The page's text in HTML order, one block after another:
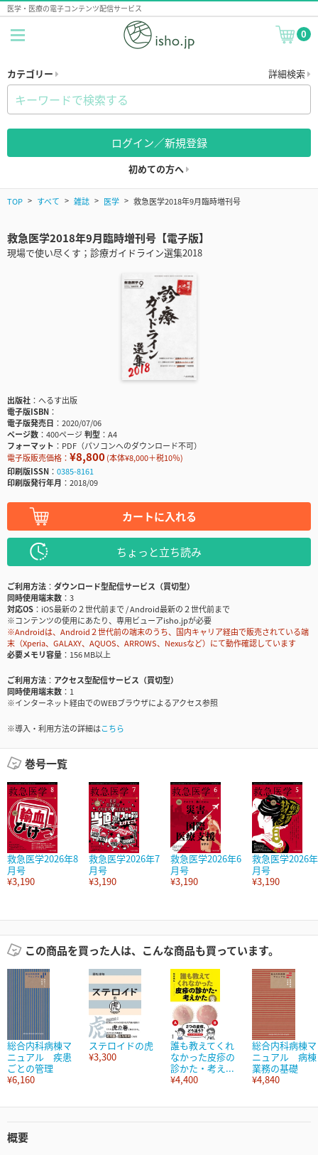
医学・医療の電子コンテンツ配信サービス
0
カテゴリー 詳細検索
ログイン／新規登録
初めての方へ
TOP すべて 雑誌 医学 救急医学2018年9月臨時増刊号
救急医学2018年9月臨時増刊号【電子版】
現場で使い尽くす；診療ガイドライン選集2018
出版社
へるす出版
電子版ISBN
電子版発売日
2020/07/06
ページ数
400ページ判型
A4
フォーマット
PDF（パソコンへのダウンロード不可）
電子版販売価格： ¥8,800(本体¥8,000＋税10％)
印刷版ISSN
0385-8161
印刷版発行年月
2018/09
カートに入れる
ちょっと立ち読み
ご利用方法
ダウンロード型配信サービス（買切型）
同時使用端末数
3
対応OS
iOS最新の２世代前まで / Android最新の２世代前まで
※コンテンツの使用にあたり、専用ビューアisho.jpが必要
※Androidは、Android２世代前の端末のうち、国内キャリア経由で販売されている端
末（Xperia、GALAXY、AQUOS、ARROWS、Nexusなど）にて動作確認しています
必要メモリ容量
156 MB以上
ご利用方法
アクセス型配信サービス（買切型）
同時使用端末数
1
※インターネット経由でのWEBブラウザによるアクセス参照
※導入・利用方法の詳細はこちら
巻号一覧
救急医学2026年8
月号
¥3,190
救急医学2026年7
月号
¥3,190
救急医学2026年6
月号
¥3,190
救急医学2026
月号
¥3,190
この商品を買った人は、こんな商品も買っています。
総合内科病棟マ
ニュアル 疾患
ごとの管理
¥6,160
ステロイドの虎
¥3,300
誰も教えてくれ
なかった皮疹の
診かた・考え...
¥4,400
総合内科病棟マ
ニュアル 病棟
業務の基礎
¥4,840
概要